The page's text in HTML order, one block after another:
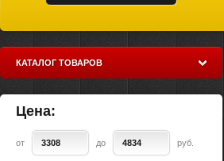
всей россии
КАТАЛОГ ТОВАРОВ
Цена:
от до руб.